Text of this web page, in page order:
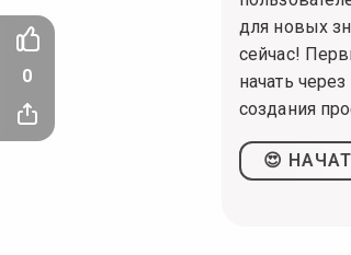
для новых
сейчас!
начать
создания
😍
0